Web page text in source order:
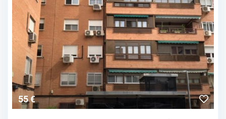
55 €